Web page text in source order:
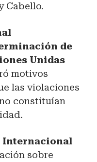
Cabello.
de
Unidas
motivos
las violaciones
constituían
Internacional
sobre